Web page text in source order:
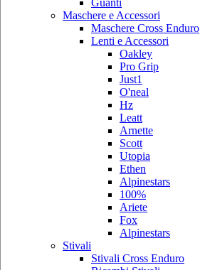
Maschere e Accessori
Maschere Cross Enduro
Lenti e Accessori
Oakley
Pro Grip
Just1
O'neal
Hz
Leatt
Arnette
Scott
Utopia
Ethen
Alpinestars
100%
Ariete
Fox
Alpinestars
Stivali
Stivali Cross Enduro